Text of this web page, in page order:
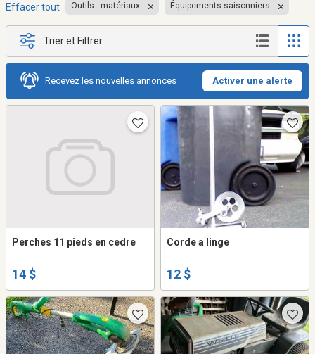
Effacer tout Outils - matériaux Équipements saisonniers
Trier et Filtrer
Recevez les nouvelles annonces Activer une alerte
Perches 11 pieds en cedre
14 $
Corde a linge
12 $